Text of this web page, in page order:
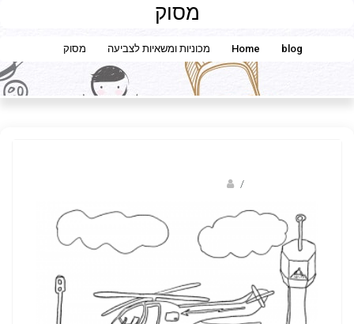
מסוק
Home blog מכוניות ומשאיות לצביעה מסוק
/